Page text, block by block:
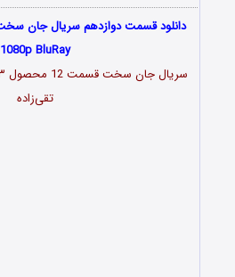
1080p BluRay
تقی‌زاده